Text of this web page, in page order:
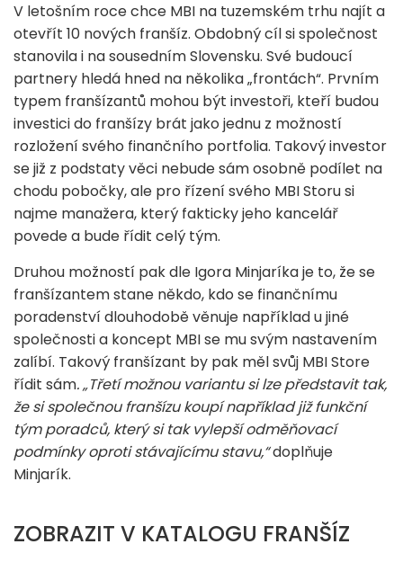
V letošním roce chce MBI na tuzemském trhu najít a
otevřít 10 nových franšíz. Obdobný cíl si společnost
stanovila i na sousedním Slovensku. Své budoucí
partnery hledá hned na několika „frontách“. Prvním
typem franšízantů mohou být investoři, kteří budou
investici do franšízy brát jako jednu z možností
rozložení svého finančního portfolia. Takový investor
se již z podstaty věci nebude sám osobně podílet na
chodu pobočky, ale pro řízení svého MBI Storu si
najme manažera, který fakticky jeho kancelář
povede a bude řídit celý tým.
Druhou možností pak dle Igora Minjaríka je to, že se
franšízantem stane někdo, kdo se finančnímu
poradenství dlouhodobě věnuje například u jiné
společnosti a koncept MBI se mu svým nastavením
zalíbí. Takový franšízant by pak měl svůj MBI Store
řídit sám. „Třetí možnou variantu si lze představit tak,
že si společnou franšízu koupí například již funkční
tým poradců, který si tak vylepší odměňovací
podmínky oproti stávajícímu stavu,“doplňuje
Minjarík.
ZOBRAZIT V KATALOGU FRANŠÍZ